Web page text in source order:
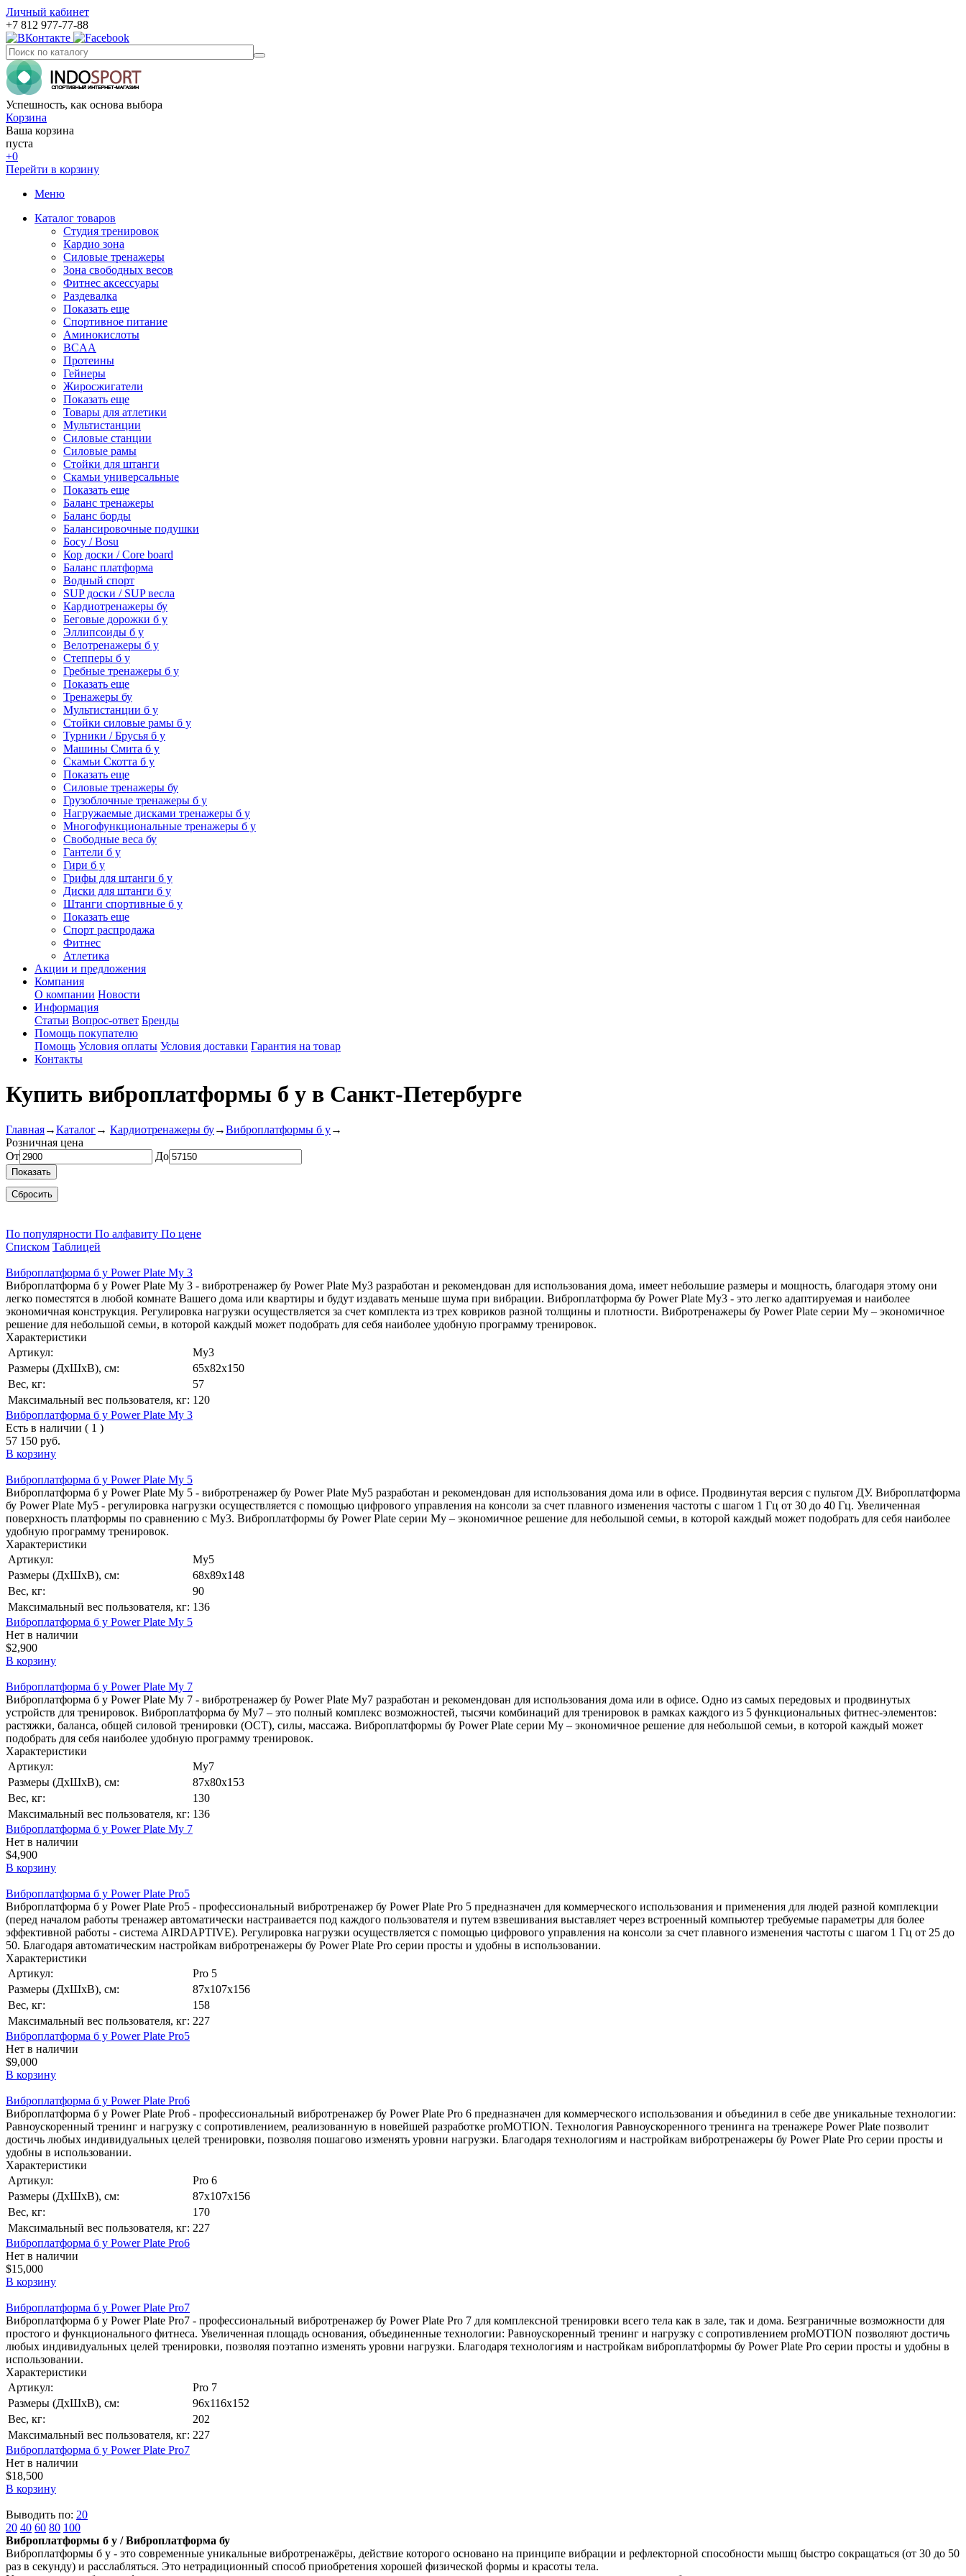
Личный кабинет
+7 812 977-77-88
Успешность, как основа выбора
Корзина
Ваша корзина
пуста
+0
Перейти в корзину
Меню
Каталог товаров
Студия тренировок
Кардио зона
Силовые тренажеры
Зона свободных весов
Фитнес аксессуары
Раздевалка
Показать еще
Спортивное питание
Аминокислоты
BCAA
Протеины
Гейнеры
Жиросжигатели
Показать еще
Товары для атлетики
Мультистанции
Силовые станции
Силовые рамы
Стойки для штанги
Скамьи универсальные
Показать еще
Баланс тренажеры
Баланс борды
Балансировочные подушки
Босу / Bosu
Кор доски / Core board
Баланс платформа
Водный спорт
SUP доски / SUP весла
Кардиотренажеры бу
Беговые дорожки б у
Эллипсоиды б у
Велотренажеры б у
Степперы б у
Гребные тренажеры б у
Показать еще
Тренажеры бу
Мультистанции б у
Стойки силовые рамы б у
Турники / Брусья б у
Машины Смита б у
Скамьи Скотта б у
Показать еще
Силовые тренажеры бу
Грузоблочные тренажеры б у
Нагружаемые дисками тренажеры б у
Многофункциональные тренажеры б у
Свободные веса бу
Гантели б у
Гири б у
Грифы для штанги б у
Диски для штанги б у
Штанги спортивные б у
Показать еще
Спорт распродажа
Фитнес
Атлетика
Акции и предложения
Компания
О компании Новости
Информация
Статьи Вопрос-ответ Бренды
Помощь покупателю
Помощь Условия оплаты Условия доставки Гарантия на товар
Контакты
Купить виброплатформы б у в Санкт-Петербурге
Главная→Каталог→ Кардиотренажеры бу→Виброплатформы б у→
Розничная цена
От
До
Показать
Сбросить
По популярности По алфавиту По цене
Списком Таблицей
Виброплатформа б у Power Plate My 3
Виброплатформа б у Power Plate My 3 - вибротренажер бу Power Plate My3 разработан и рекомендован для использования дома, имеет небольшие размеры и мощность, благодаря этому они
легко поместятся в любой комнате Вашего дома или квартиры и будут издавать меньше шума при вибрации. Виброплатформа бу Power Plate My3 - это легко адаптируемая и наиболее
экономичная конструкция. Регулировка нагрузки осуществляется за счет комплекта из трех ковриков разной толщины и плотности. Вибротренажеры бу Power Plate серии Му – экономичное
решение для небольшой семьи, в которой каждый может подобрать для себя наиболее удобную программу тренировок.
Характеристики
Артикул:
My3
Размеры (ДхШхВ), см:
65х82х150
Вес, кг:
57
Максимальный вес пользователя, кг: 120
Виброплатформа б у Power Plate My 3
Есть в наличии ( 1 )
57 150 руб.
В корзину
Виброплатформа б у Power Plate My 5
Виброплатформа б у Power Plate My 5 - вибротренажер бу Power Plate My5 разработан и рекомендован для использования дома или в офисе. Продвинутая версия с пультом ДУ. Виброплатформа
бу Power Plate My5 - регулировка нагрузки осуществляется с помощью цифрового управления на консоли за счет плавного изменения частоты с шагом 1 Гц от 30 до 40 Гц. Увеличенная
поверхность платформы по сравнению с My3. Виброплатформы бу Power Plate серии Му – экономичное решение для небольшой семьи, в которой каждый может подобрать для себя наиболее
удобную программу тренировок.
Характеристики
Артикул:
My5
Размеры (ДхШхВ), см:
68х89х148
Вес, кг:
90
Максимальный вес пользователя, кг: 136
Виброплатформа б у Power Plate My 5
Нет в наличии
$2,900
В корзину
Виброплатформа б у Power Plate My 7
Виброплатформа б у Power Plate My 7 - вибротренажер бу Power Plate My7 разработан и рекомендован для использования дома или в офисе. Одно из самых передовых и продвинутых
устройств для тренировок. Виброплатформа бу My7 – это полный комплекс возможностей, тысячи комбинаций для тренировок в рамках каждого из 5 функциональных фитнес-элементов:
растяжки, баланса, общей силовой тренировки (ОСТ), силы, массажа. Виброплатформы бу Power Plate серии Му – экономичное решение для небольшой семьи, в которой каждый может
подобрать для себя наиболее удобную программу тренировок.
Характеристики
Артикул:
My7
Размеры (ДхШхВ), см:
87х80х153
Вес, кг:
130
Максимальный вес пользователя, кг: 136
Виброплатформа б у Power Plate My 7
Нет в наличии
$4,900
В корзину
Виброплатформа б у Power Plate Pro5
Виброплатформа б у Power Plate Pro5 - профессиональный вибротренажер бу Power Plate Pro 5 предназначен для коммерческого использования и применения для людей разной комплекции
(перед началом работы тренажер автоматически настраивается под каждого пользователя и путем взвешивания выставляет через встроенный компьютер требуемые параметры для более
эффективной работы - система AIRDAPTIVE). Регулировка нагрузки осуществляется с помощью цифрового управления на консоли за счет плавного изменения частоты с шагом 1 Гц от 25 до
50. Благодаря автоматическим настройкам вибротренажеры бу Power Plate Pro серии просты и удобны в использовании.
Характеристики
Артикул:
Pro 5
Размеры (ДхШхВ), см:
87x107x156
Вес, кг:
158
Максимальный вес пользователя, кг: 227
Виброплатформа б у Power Plate Pro5
Нет в наличии
$9,000
В корзину
Виброплатформа б у Power Plate Pro6
Виброплатформа б у Power Plate Pro6 - профессиональный вибротренажер бу Power Plate Pro 6 предназначен для коммерческого использования и объединил в себе две уникальные технологии:
Равноускоренный тренинг и нагрузку с сопротивлением, реализованную в новейшей разработке proMOTION. Технология Равноускоренного тренинга на тренажере Power Plate позволит
достичь любых индивидуальных целей тренировки, позволяя пошагово изменять уровни нагрузки. Благодаря технологиям и настройкам вибротренажеры бу Power Plate Pro серии просты и
удобны в использовании.
Характеристики
Артикул:
Pro 6
Размеры (ДхШхВ), см:
87x107x156
Вес, кг:
170
Максимальный вес пользователя, кг: 227
Виброплатформа б у Power Plate Pro6
Нет в наличии
$15,000
В корзину
Виброплатформа б у Power Plate Pro7
Виброплатформа б у Power Plate Pro7 - профессиональный вибротренажер бу Power Plate Pro 7 для комплексной тренировки всего тела как в зале, так и дома. Безграничные возможности для
простого и функционального фитнеса. Увеличенная площадь основания, объединенные технологии: Равноускоренный тренинг и нагрузку с сопротивлением proMOTION позволяют достичь
любых индивидуальных целей тренировки, позволяя поэтапно изменять уровни нагрузки. Благодаря технологиям и настройкам виброплатформы бу Power Plate Pro серии просты и удобны в
использовании.
Характеристики
Артикул:
Pro 7
Размеры (ДхШхВ), см:
96х116х152
Вес, кг:
202
Максимальный вес пользователя, кг: 227
Виброплатформа б у Power Plate Pro7
Нет в наличии
$18,500
В корзину
Выводить по: 20
20 40 60 80 100
Виброплатформы б у / Виброплатформа бу
Виброплатформы б у - это современные уникальные вибротренажёры, действие которого основано на принципе вибрации и рефлекторной способности мышц быстро сокращаться (от 30 до 50
раз в секунду) и расслабляться. Это нетрадиционный способ приобретения хорошей физической формы и красоты тела.